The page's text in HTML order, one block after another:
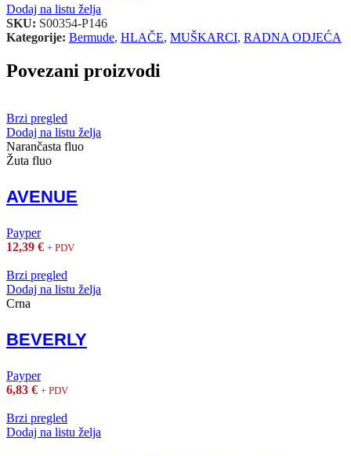
Dodaj na listu želja
SKU: S00354-P146
Kategorije: Bermude, HLAČE, MUŠKARCI, RADNA ODJEĆA
Povezani proizvodi
Brzi pregled
Dodaj na listu želja
Narančasta fluo
Žuta fluo
AVENUE
Payper
12,39 € + PDV
Brzi pregled
Dodaj na listu želja
Crna
BEVERLY
Payper
6,83 € + PDV
Brzi pregled
Dodaj na listu želja